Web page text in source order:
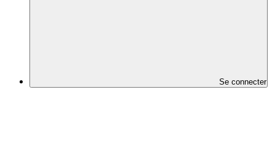
Se connecter